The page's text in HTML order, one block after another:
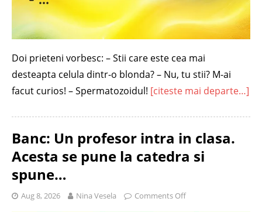
Doi prieteni vorbesc: – Stii care este cea mai
desteapta celula dintr-o blonda? – Nu, tu stii? M-ai
facut curios! – Spermatozoidul! [citeste mai departe…]
Banc: Un profesor intra in clasa.
Acesta se pune la catedra si
spune…
Aug 8, 2026 Nina Vesela Comments Off